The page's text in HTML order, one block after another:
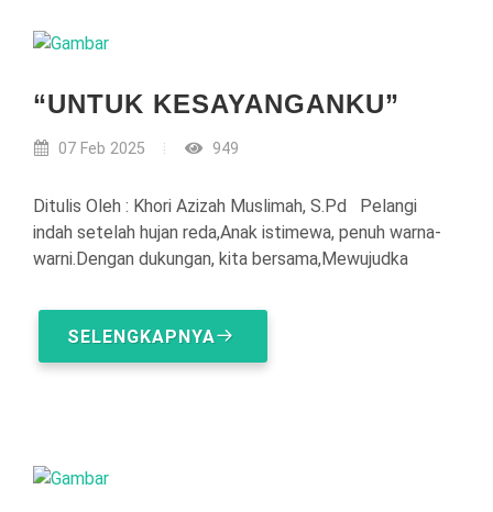
“UNTUK KESAYANGANKU”
07 Feb 2025 949
Ditulis Oleh : Khori Azizah Muslimah, S.Pd Pelangi
indah setelah hujan reda,Anak istimewa, penuh warna-
warni.Dengan dukungan, kita bersama,Mewujudka
SELENGKAPNYA